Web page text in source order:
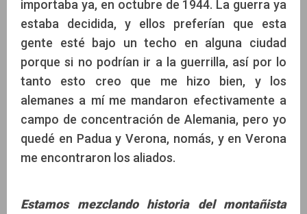
importaba ya, en octubre de 1944. La guerra ya
estaba decidida, y ellos preferían que esta
gente esté bajo un techo en alguna ciudad
porque si no podrían ir a la guerrilla, así por lo
tanto esto creo que me hizo bien, y los
alemanes a mí me mandaron efectivamente a
campo de concentración de Alemania, pero yo
quedé en Padua y Verona, nomás, y en Verona
me encontraron los aliados.
Estamos mezclando historia del montañista